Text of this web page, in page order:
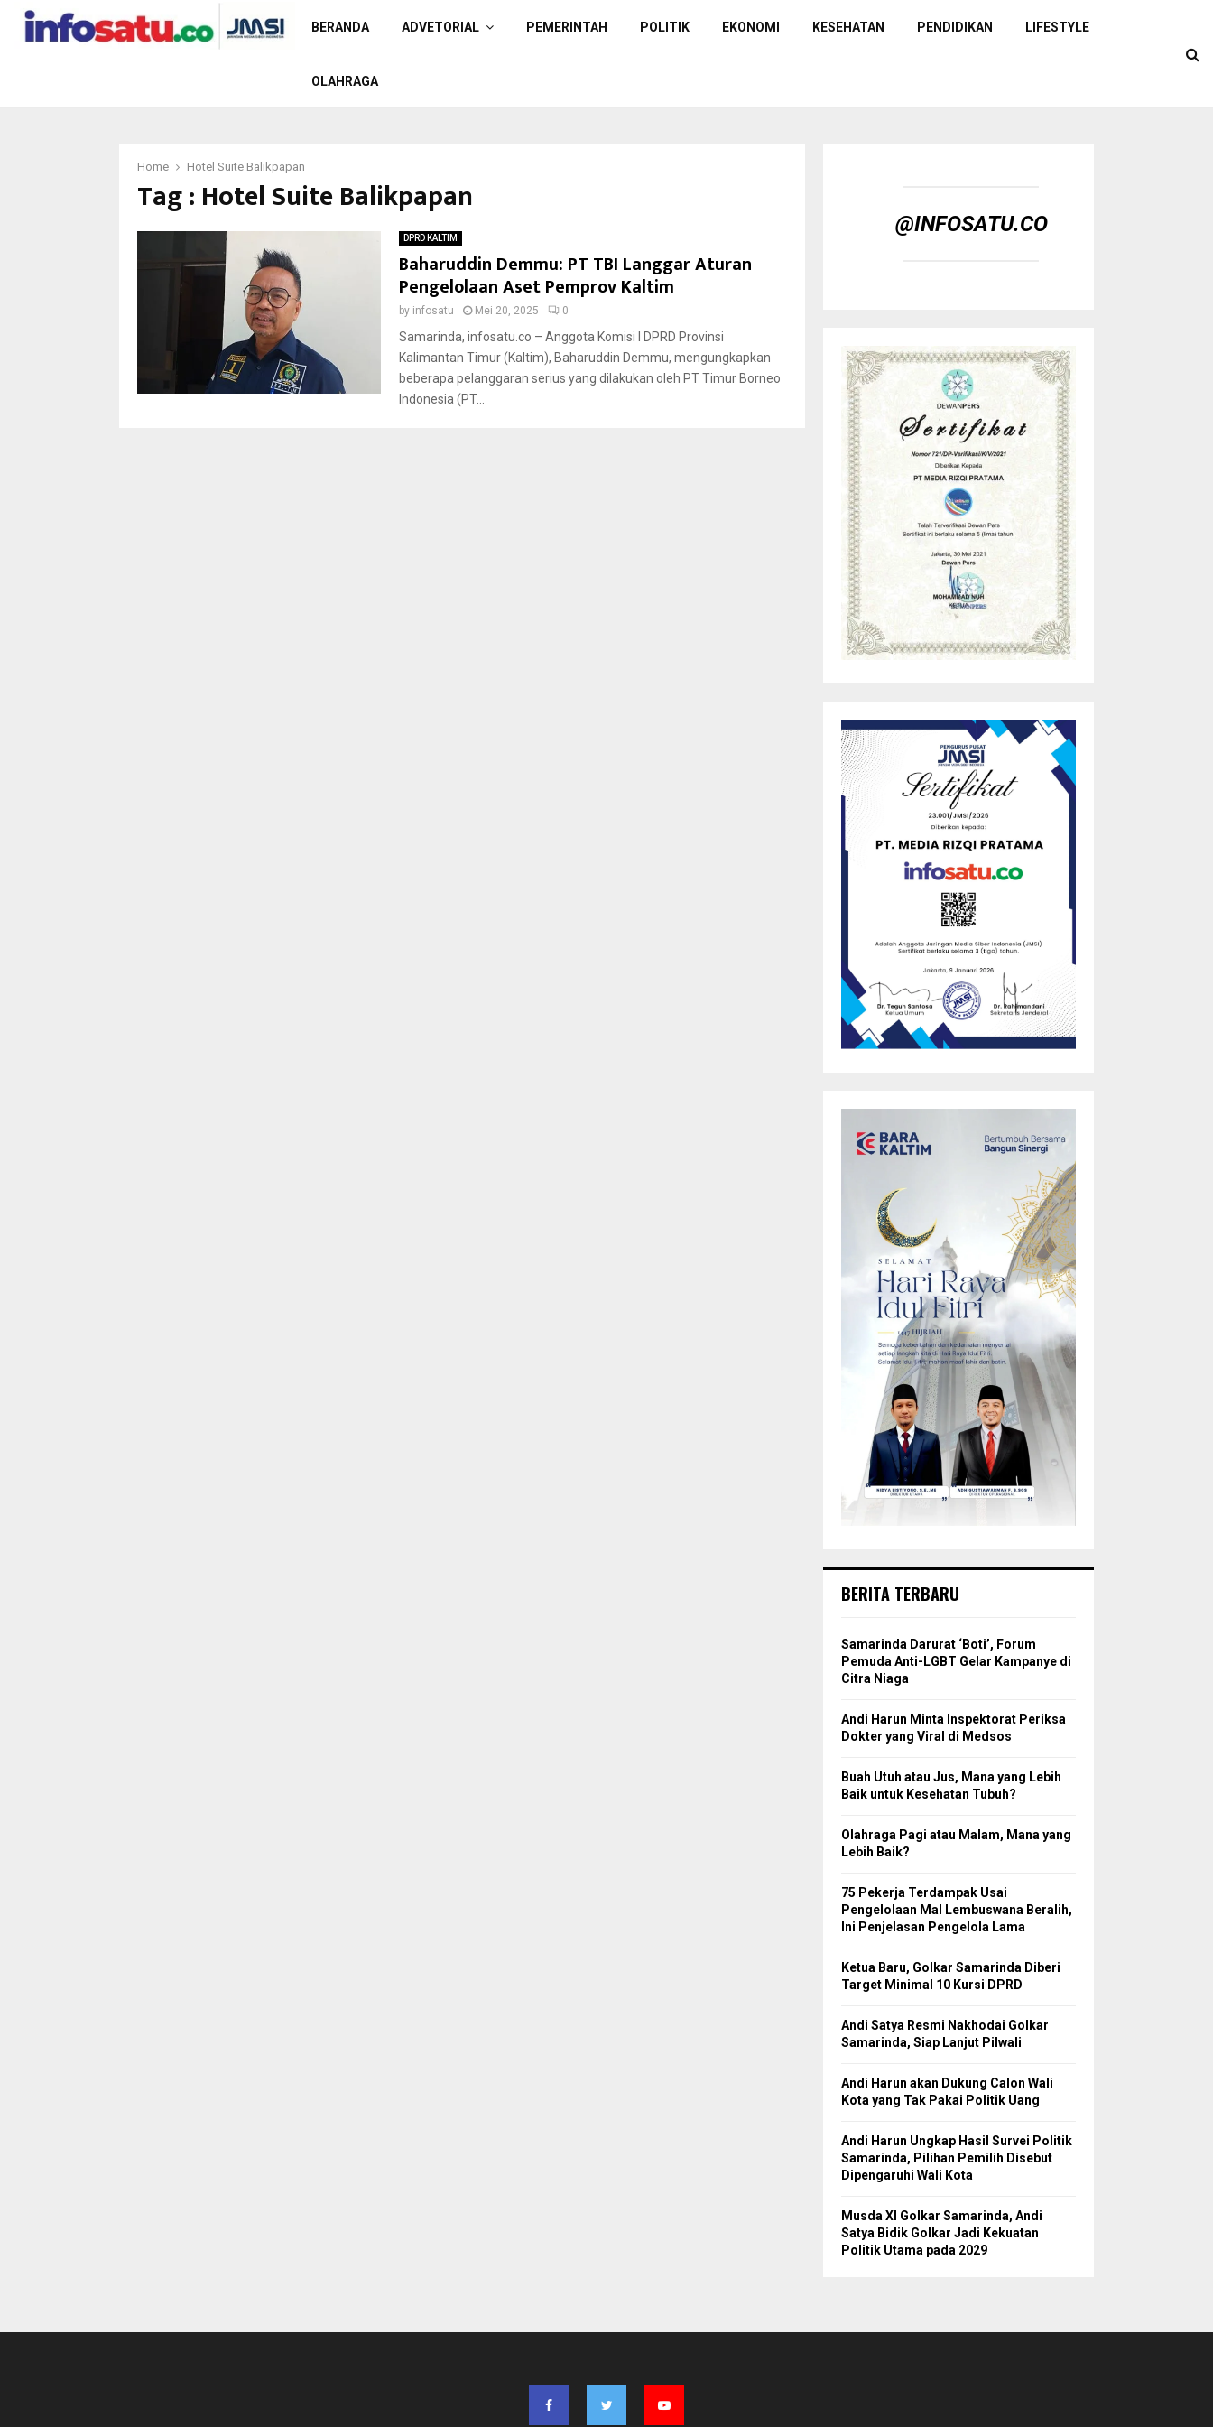
BERANDA ADVETORIAL PEMERINTAH POLITIK EKONOMI KESEHATAN PENDIDIKAN LIFESTYLE
OLAHRAGA
Home Hotel Suite Balikpapan
Tag : Hotel Suite Balikpapan
DPRD KALTIM
Baharuddin Demmu: PT TBI Langgar Aturan
Pengelolaan Aset Pemprov Kaltim
by infosatu Mei 20, 2025 0
Samarinda, infosatu.co – Anggota Komisi I DPRD Provinsi
Kalimantan Timur (Kaltim), Baharuddin Demmu, mengungkapkan
beberapa pelanggaran serius yang dilakukan oleh PT Timur Borneo
Indonesia (PT...
@INFOSATU.CO
BERITA TERBARU
Samarinda Darurat ‘Boti’, Forum
Pemuda Anti-LGBT Gelar Kampanye di
Citra Niaga
Andi Harun Minta Inspektorat Periksa
Dokter yang Viral di Medsos
Buah Utuh atau Jus, Mana yang Lebih
Baik untuk Kesehatan Tubuh?
Olahraga Pagi atau Malam, Mana yang
Lebih Baik?
75 Pekerja Terdampak Usai
Pengelolaan Mal Lembuswana Beralih,
Ini Penjelasan Pengelola Lama
Ketua Baru, Golkar Samarinda Diberi
Target Minimal 10 Kursi DPRD
Andi Satya Resmi Nakhodai Golkar
Samarinda, Siap Lanjut Pilwali
Andi Harun akan Dukung Calon Wali
Kota yang Tak Pakai Politik Uang
Andi Harun Ungkap Hasil Survei Politik
Samarinda, Pilihan Pemilih Disebut
Dipengaruhi Wali Kota
Musda XI Golkar Samarinda, Andi
Satya Bidik Golkar Jadi Kekuatan
Politik Utama pada 2029